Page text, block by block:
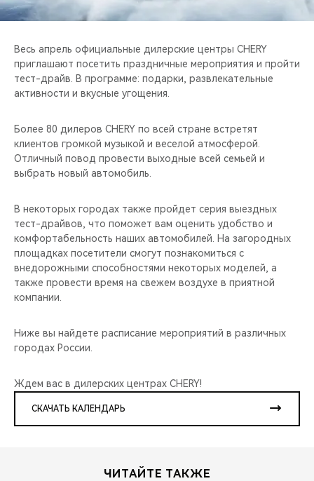
НАШИ МЕРОПРИЯТИЯ
CHERY ДЛЯ ДЕТЕЙ
Весь апрель официальные дилерские центры CHERY
приглашают посетить праздничные мероприятия и пройти
тест-драйв. В программе: подарки, развлекательные
активности и вкусные угощения.
Более 80 дилеров CHERY по всей стране встретят
клиентов громкой музыкой и веселой атмосферой.
Отличный повод провести выходные всей семьей и
выбрать новый автомобиль.
В некоторых городах также пройдет серия выездных
тест-драйвов, что поможет вам оценить удобство и
комфортабельность наших автомобилей. На загородных
площадках посетители смогут познакомиться с
внедорожными способностями некоторых моделей, а
также провести время на свежем воздухе в приятной
компании.
Ниже вы найдете расписание мероприятий в различных
городах России.
Ждем вас в дилерских центрах CHERY!
СКАЧАТЬ КАЛЕНДАРЬ
ЧИТАЙТЕ ТАКЖЕ